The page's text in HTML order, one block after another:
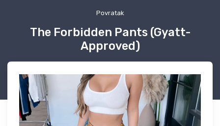
Povratak
The Forbidden Pants (Gyatt-
Approved)